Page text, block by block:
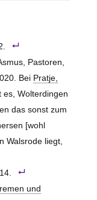
Pastoren,
Bei Pratje,
es, Wolterdingen
das sonst zum
[wohl
Walsrode liegt,
und